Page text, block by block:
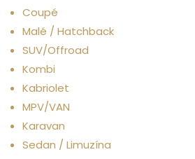
Coupé
Malé / Hatchback
SUV/Offroad
Kombi
Kabriolet
MPV/VAN
Karavan
Sedan / Limuzína